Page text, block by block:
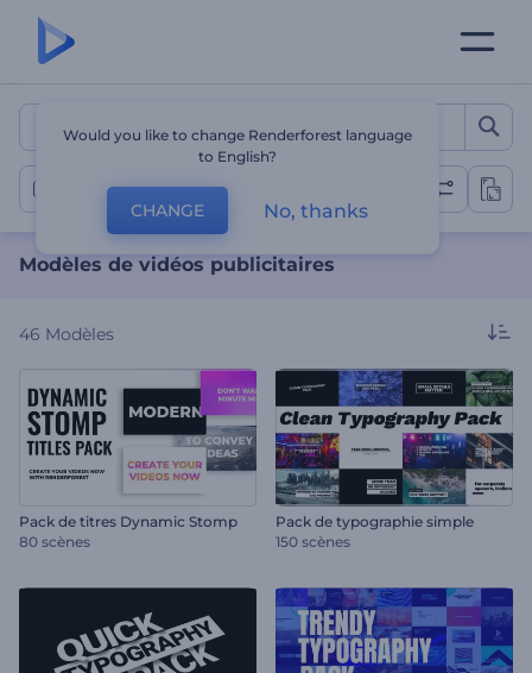
Modèles de vidéos
Modèles d'annonces vidéo
Modèles de vidéos publicitaires
46 Modèles
Pack de titres Dynamic Stomp
80 scènes
Pack de typographie simple
150 scènes
Would you like to change Renderforest language
to English?
CHANGE No, thanks